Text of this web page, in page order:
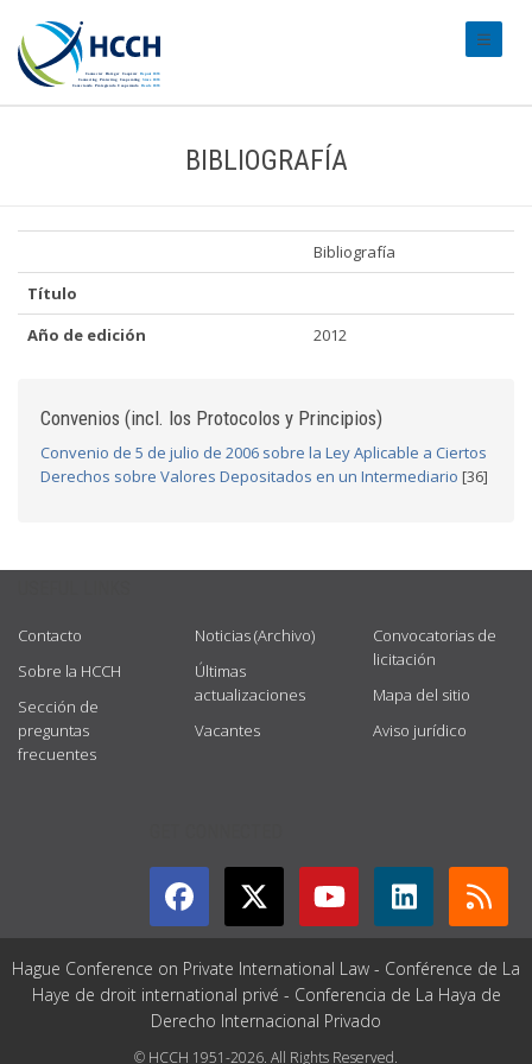
BIBLIOGRAFÍA
Bibliografía
Título
Año de edición
2012
Convenios (incl. los Protocolos y Principios)
Convenio de 5 de julio de 2006 sobre la Ley Aplicable a Ciertos
Derechos sobre Valores Depositados en un Intermediario [36]
Contacto
Sobre la HCCH
Sección de
preguntas
frecuentes
Noticias (Archivo)
Últimas
actualizaciones
Vacantes
Convocatorias de
licitación
Mapa del sitio
Aviso jurídico
Hague Conference on Private International Law - Conférence de La
Haye de droit international privé - Conferencia de La Haya de
Derecho Internacional Privado
© HCCH 1951-2026. All Rights Reserved.